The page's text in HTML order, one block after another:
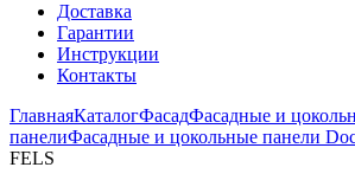
Доставка
Гарантии
Инструкции
Контакты
ГлавнаяКаталогФасадФасадные и
панелиФасадные и цокольные панели
FELS